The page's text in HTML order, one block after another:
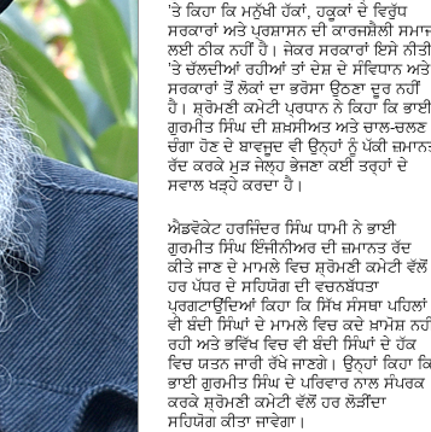
’ਤੇ ਕਿਹਾ ਕਿ ਮਨੁੱਖੀ ਹੱਕਾਂ, ਹਕੂਕਾਂ ਦੇ ਵਿਰੁੱਧ
ਸਰਕਾਰਾਂ ਅਤੇ ਪ੍ਰਸ਼ਾਸਨ ਦੀ ਕਾਰਜਸ਼ੈਲੀ
ਲਈ ਠੀਕ ਨਹੀਂ ਹੈ। ਜੇਕਰ ਸਰਕਾਰਾਂ ਇਸੇ ਨੀਤੀ
’ਤੇ ਚੱਲਦੀਆਂ ਰਹੀਆਂ ਤਾਂ ਦੇਸ਼ ਦੇ ਸੰਵਿਧਾਨ ਅਤੇ
ਸਰਕਾਰਾਂ ਤੋਂ ਲੋਕਾਂ ਦਾ ਭਰੋਸਾ ਉਠਣਾ ਦੂਰ ਨਹੀਂ
ਹੈ। ਸ਼੍ਰੋਮਣੀ ਕਮੇਟੀ ਪ੍ਰਧਾਨ ਨੇ ਕਿਹਾ ਕਿ ਭਾਈ
ਗੁਰਮੀਤ ਸਿੰਘ ਦੀ ਸ਼ਖ਼ਸੀਅਤ ਅਤੇ ਚਾਲ-ਚਲਣ
ਚੰਗਾ ਹੋਣ ਦੇ ਬਾਵਜੂਦ ਵੀ ਉਨ੍ਹਾਂ ਨੂੰ ਪੱਕੀ
ਰੱਦ ਕਰਕੇ ਮੁੜ ਜੇਲ੍ਹ ਭੇਜਣਾ ਕਈ ਤਰ੍ਹਾਂ ਦੇ
ਸਵਾਲ ਖੜ੍ਹੇ ਕਰਦਾ ਹੈ।
ਐਡਵੋਕੇਟ ਹਰਜਿੰਦਰ ਸਿੰਘ ਧਾਮੀ ਨੇ ਭਾਈ
ਗੁਰਮੀਤ ਸਿੰਘ ਇੰਜੀਨੀਅਰ ਦੀ ਜ਼ਮਾਨਤ ਰੱਦ
ਕੀਤੇ ਜਾਣ ਦੇ ਮਾਮਲੇ ਵਿਚ ਸ਼੍ਰੋਮਣੀ ਕਮੇਟੀ ਵੱਲੋਂ
ਹਰ ਪੱਧਰ ਦੇ ਸਹਿਯੋਗ ਦੀ ਵਚਨਬੱਧਤਾ
ਪ੍ਰਗਟਾਉਂਦਿਆਂ ਕਿਹਾ ਕਿ ਸਿੱਖ ਸੰਸਥਾ ਪਹਿਲਾਂ
ਵੀ ਬੰਦੀ ਸਿੰਘਾਂ ਦੇ ਮਾਮਲੇ ਵਿਚ ਕਦੇ ਖ਼ਾਮੋਸ਼
ਰਹੀ ਅਤੇ ਭਵਿੱਖ ਵਿਚ ਵੀ ਬੰਦੀ ਸਿੰਘਾਂ ਦੇ ਹੱਕ
ਵਿਚ ਯਤਨ ਜਾਰੀ ਰੱਖੇ ਜਾਣਗੇ। ਉਨ੍ਹਾਂ ਕਿਹਾ
ਭਾਈ ਗੁਰਮੀਤ ਸਿੰਘ ਦੇ ਪਰਿਵਾਰ ਨਾਲ ਸੰਪਰਕ
ਕਰਕੇ ਸ਼੍ਰੋਮਣੀ ਕਮੇਟੀ ਵੱਲੋਂ ਹਰ ਲੋੜੀਂਦਾ
ਸਹਿਯੋਗ ਕੀਤਾ ਜਾਵੇਗਾ।